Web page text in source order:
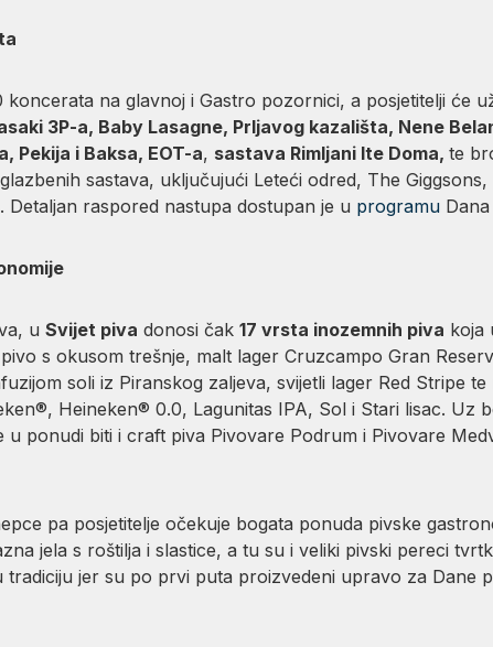
na glavnoj i Gastro pozornici, a posjetitelji će
3P-a, Baby Lasagne, Prljavog kazališta, Nene
Pekija i Baksa, EOT-a, sastava Rimljani Ite Doma, te
sastava, uključujući Leteći odred, The
raspored nastupa dostupan je u programuDana
u Svijet piva donosi čak 17 vrsta inozemnih piva koja
s okusom trešnje, malt lager Cruzcampo Gran
soli iz Piranskog zaljeva, svijetli lager Red Stripe
Heineken® 0.0, Lagunitas IPA, Sol i Stari lisac. Uz
ponudi biti i craft piva Pivovare Podrum i Pivovare
pa posjetitelje očekuje bogata ponuda pivske
jela s roštilja i slastice, a tu su i veliki pivski pereci
jer su po prvi puta proizvedeni upravo za Dane